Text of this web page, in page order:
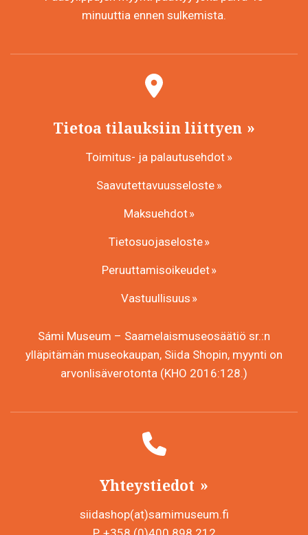
minuuttia ennen sulkemista.
Tietoa tilauksiin liittyen
Toimitus- ja palautusehdot
Saavutettavuusseloste
Maksuehdot
Tietosuojaseloste
Peruuttamisoikeudet
Vastuullisuus
Sámi Museum – Saamelaismuseosäätiö sr.:n
ylläpitämän museokaupan, Siida Shopin, myynti on
arvonlisäverotonta (KHO 2016:128.)
Yhteystiedot
siidashop(at)samimuseum.fi